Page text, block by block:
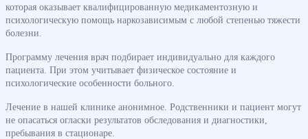
которая оказывает квалифицированную медикаментозную и
психологическую помощь наркозависимым с любой степенью тяжести
болезни.
Программу лечения врач подбирает индивидуально для каждого
пациента. При этом учитывает физическое состояние и
психологические особенности больного.
Лечение в нашей клинике анонимное. Родственники и пациент могут
не опасаться огласки результатов обследования и диагностики,
пребывания в стационаре.